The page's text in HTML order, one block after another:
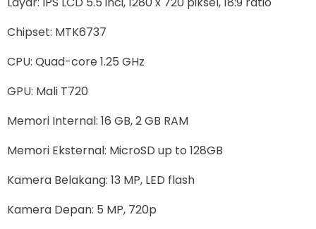
Chipset: MTK6737
CPU: Quad-core 1.25 GHz
GPU: Mali T720
Memori Internal: 16 GB, 2 GB RAM
Memori Eksternal: MicroSD up to 128GB
Kamera Belakang: 13 MP, LED flash
Kamera Depan: 5 MP, 720p